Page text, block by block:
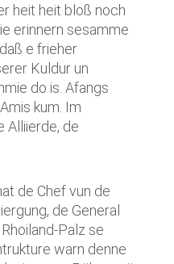
heit heit bloß noch
erinnern sesamme
e frieher
Kuldur un
do is. Afangs
kum. Im
Alliierde, de
de Chef vun de
de General
Palz se
warn denne